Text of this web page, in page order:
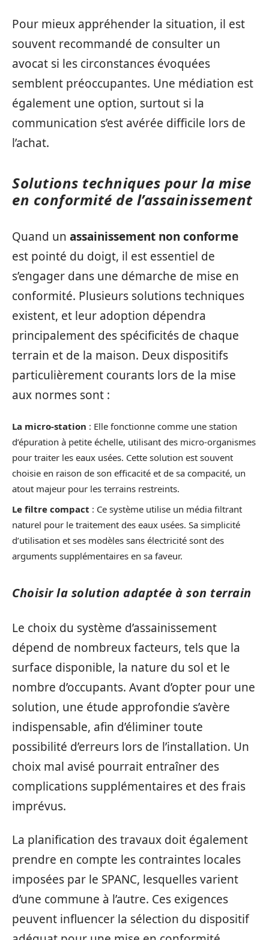
Pour mieux appréhender la situation, il est
souvent recommandé de consulter un
avocat si les circonstances évoquées
semblent préoccupantes. Une médiation est
également une option, surtout si la
communication s’est avérée difficile lors de
l’achat.
Solutions techniques pour la mise
en conformité de l’assainissement
Quand un assainissement non conforme
est pointé du doigt, il est essentiel de
s’engager dans une démarche de mise en
conformité. Plusieurs solutions techniques
existent, et leur adoption dépendra
principalement des spécificités de chaque
terrain et de la maison. Deux dispositifs
particulièrement courants lors de la mise
aux normes sont :
La micro-station : Elle fonctionne comme une station
d’épuration à petite échelle, utilisant des micro-organismes
pour traiter les eaux usées. Cette solution est souvent
choisie en raison de son efficacité et de sa compacité, un
atout majeur pour les terrains restreints.
Le filtre compact : Ce système utilise un média filtrant
naturel pour le traitement des eaux usées. Sa simplicité
d’utilisation et ses modèles sans électricité sont des
arguments supplémentaires en sa faveur.
Choisir la solution adaptée à son terrain
Le choix du système d’assainissement
dépend de nombreux facteurs, tels que la
surface disponible, la nature du sol et le
nombre d’occupants. Avant d’opter pour une
solution, une étude approfondie s’avère
indispensable, afin d’éliminer toute
possibilité d’erreurs lors de l’installation. Un
choix mal avisé pourrait entraîner des
complications supplémentaires et des frais
imprévus.
La planification des travaux doit également
prendre en compte les contraintes locales
imposées par le SPANC, lesquelles varient
d’une commune à l’autre. Ces exigences
peuvent influencer la sélection du dispositif